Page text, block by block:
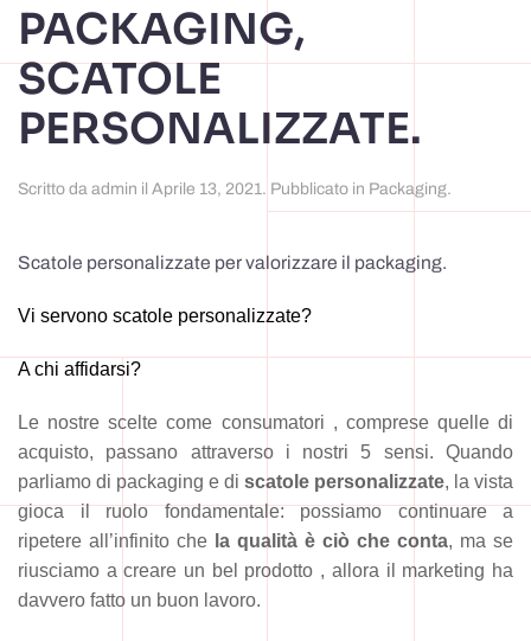
PACKAGING,
SCATOLE
PERSONALIZZATE.
Scritto da admin il Aprile 13, 2021 . Pubblicato in Packaging.
Scatole personalizzate per valorizzare il packaging.
Vi servono scatole personalizzate?
A chi affidarsi?
Le nostre scelte come consumatori , comprese quelle di
acquisto, passano attraverso i nostri 5 sensi. Quando
parliamo di packaging e di scatole personalizzate, la vista
gioca il ruolo fondamentale: possiamo continuare a
ripetere all’infinito che la qualità è ciò che conta, ma se
riusciamo a creare un bel prodotto , allora il marketing ha
davvero fatto un buon lavoro.